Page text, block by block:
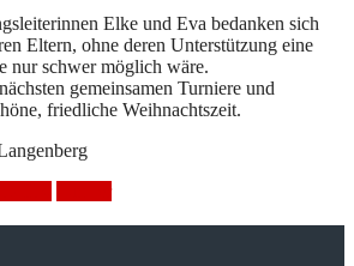
Elke und Eva bedanken sich
Eltern, ohne deren Unterstützung eine
nur schwer möglich wäre.
gemeinsamen Turniere und
friedliche Weihnachtszeit.